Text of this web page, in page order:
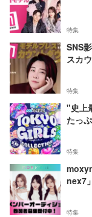
特集
SNS
スカ
特集
"史上
たっ
特集
nex7」
特集